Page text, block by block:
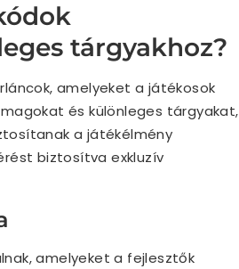
tárgyakhoz?
amelyeket a játékosok
és különleges tárgyakat,
a játékélmény
biztosítva exkluzív
amelyeket a fejlesztők